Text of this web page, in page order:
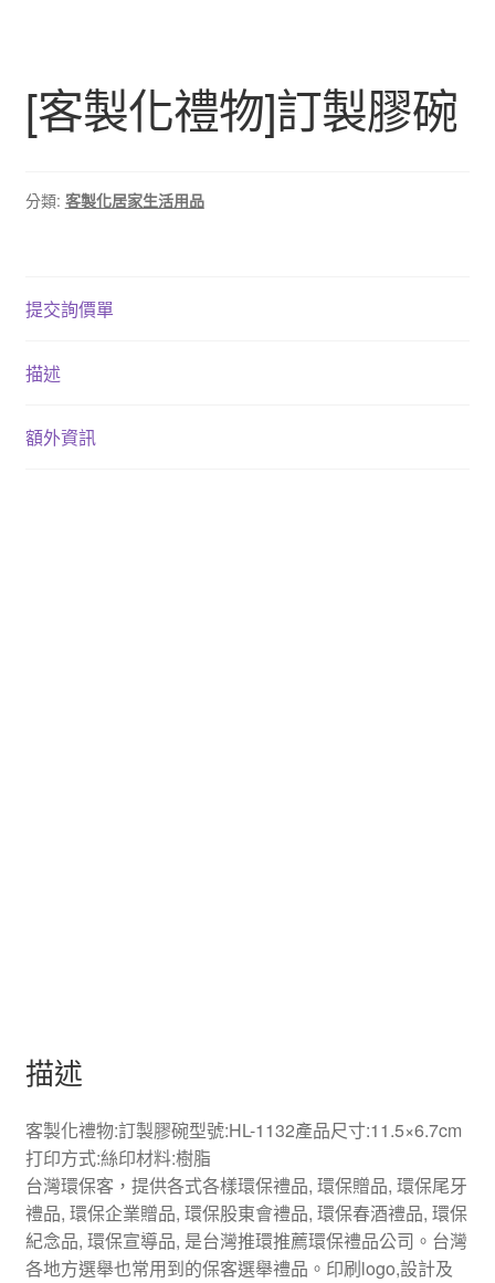
[客製化禮物]訂製膠碗
分類: 客製化居家生活用品
提交詢價單
描述
額外資訊
描述
客製化禮物:訂製膠碗型號:HL-1132產品尺寸:11.5×6.7cm
打印方式:絲印材料:樹脂
台灣環保客，提供各式各樣環保禮品, 環保贈品, 環保尾牙
禮品, 環保企業贈品, 環保股東會禮品, 環保春酒禮品, 環保
紀念品, 環保宣導品, 是台灣推環推薦環保禮品公司。台灣
各地方選舉也常用到的保客選舉禮品。印刷logo,設計及